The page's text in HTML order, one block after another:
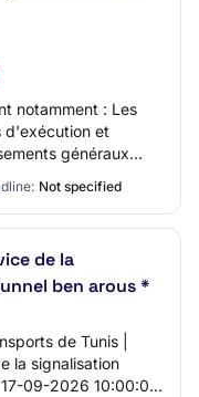
notamment : Les
d'exécution et
généraux
Not specified
de la
ben arous *
de Tunis |
la signalisation
09-2026 10:00:00